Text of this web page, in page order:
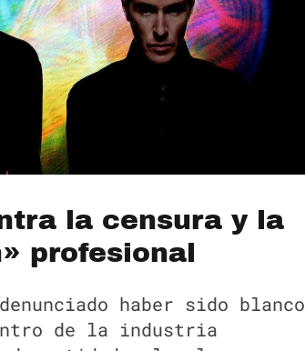
la censura y la
profesional
haber sido blanco
de la industria